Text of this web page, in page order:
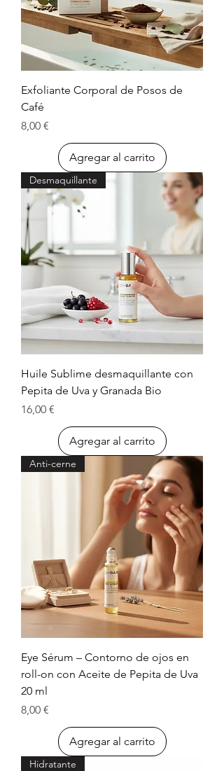
Exfoliante Corporal de Posos de
Café
Precio
8,00 €
Agregar al carrito
Desmaquillante
Huile Sublime desmaquillante con
Pepita de Uva y Granada Bio
Precio
16,00 €
Agregar al carrito
Anti-cerne
Eye Sérum – Contorno de ojos en
roll-on con Aceite de Pepita de Uva
20 ml
Precio
8,00 €
Agregar al carrito
Hidratante